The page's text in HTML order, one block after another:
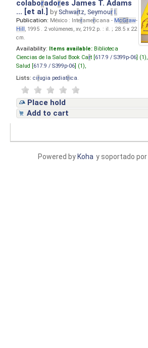
colaboradores James T. Adams
... [et al.]by Schwartz, Seymour I.
Publication: México : Interamericana - McGraw-
Hill, 1995 . 2 volúmenes, xv, 2192 p. : il. ; 28.5 x 22
cm.
Availability: Items available: Biblioteca
Ciencias de la Salud Book Cart [ 617.9 / S399p-06 ] (1),
Salud [ 617.9 / S399p-06 ] (1),
Lists: cirugia pediatrica
Place hold
Add to cart
y soportado por
Powered by Koha